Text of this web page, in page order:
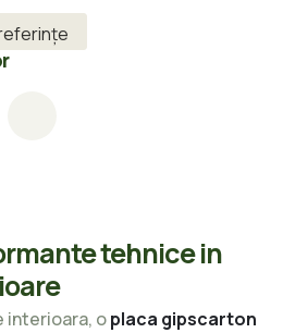
tehnice in
interioara, oplaca gipscarton